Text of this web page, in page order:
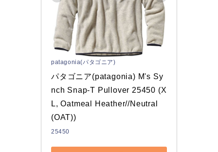
patagonia(パタゴニア)
パタゴニア(patagonia) M's Sy
nch Snap-T Pullover 25450 (X
L, Oatmeal Heather//Neutral
(OAT))
25450